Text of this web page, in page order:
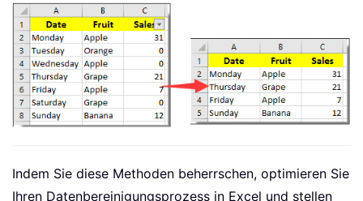
Indem Sie diese Methoden beherrschen, optimieren Sie
Ihren Datenbereinigungsprozess in Excel und stellen